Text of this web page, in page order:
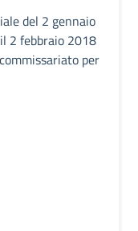
del 2 gennaio
2 febbraio 2018
per